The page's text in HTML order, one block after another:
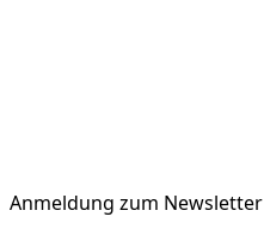
Anmeldung zum Newsletter